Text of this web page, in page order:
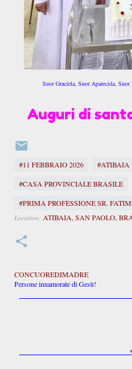
Suor Graciela, Suor Aparecida,
Auguri di
#11 FEBBRAIO 2026 #ATIBAIA
#CASA PROVINCIALE BRASILE
#PRIMA PROFESSIONE SR.
Location: ATIBAIA, SAN PAOLO,
CONCUOREDIMADRE
Persone innamorate di Gesù!